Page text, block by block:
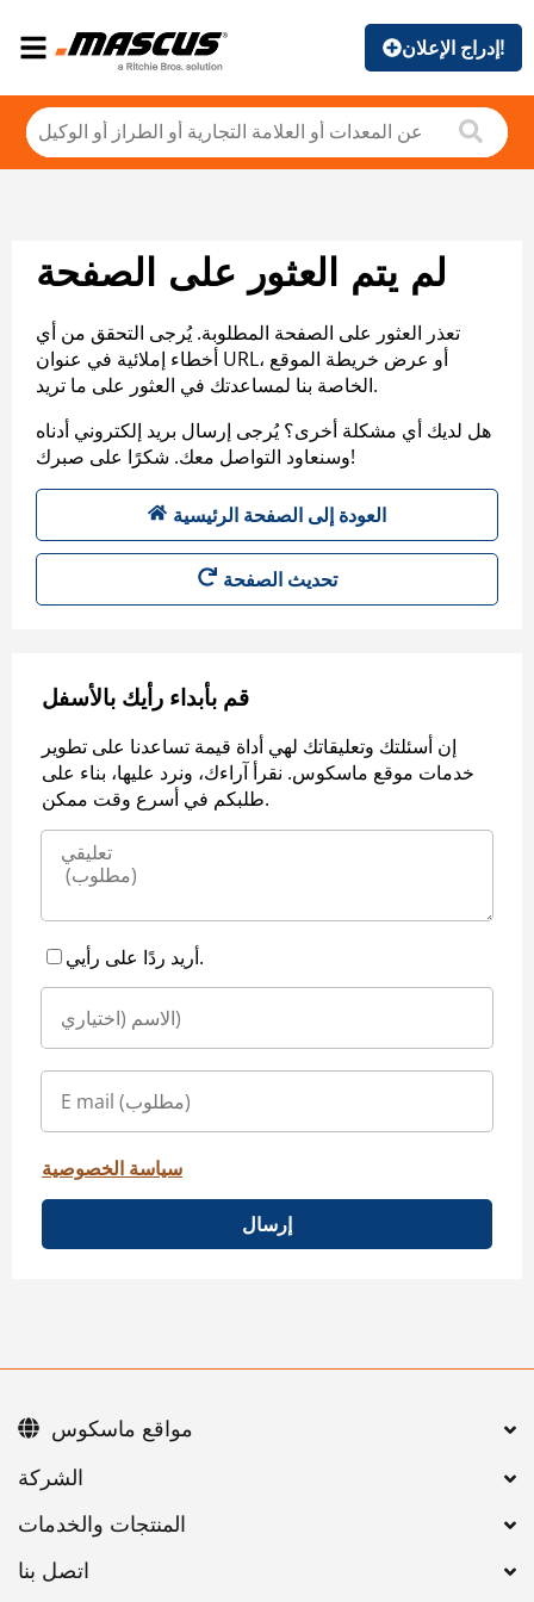
إدراج الإعلان!
لم يتم العثور على الصفحة
تعذر العثور على الصفحة المطلوبة. يُرجى التحقق من أي
أخطاء إملائية في عنوان URL، أو عرض خريطة الموقع
الخاصة بنا لمساعدتك في العثور على ما تريد.
هل لديك أي مشكلة أخرى؟ يُرجى إرسال بريد إلكتروني أدناه
وسنعاود التواصل معك. شكرًا على صبرك!
العودة إلى الصفحة الرئيسية
تحديث الصفحة
قم بأبداء رأيك بالأسفل
إن أسئلتك وتعليقاتك لهي أداة قيمة تساعدنا على تطوير
خدمات موقع ماسكوس. نقرأ آراءك، ونرد عليها، بناء على
طلبكم في أسرع وقت ممكن.
أريد ردًا على رأيي.
سياسة الخصوصية
إرسال
اتصل بنا
مواقع ماسكوس